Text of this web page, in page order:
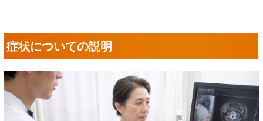
節にとって、外部からの急激な衝撃は大きなリスクを伴いま
す。大切なお体を傷つけてしまう恐れがあるため、当院では
こうした強い衝撃を与える施術は一切行いません。